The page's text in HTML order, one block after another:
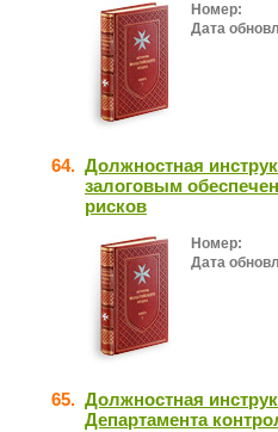
Номер:
Дата
64. Должностная
залоговым
рисков
Номер:
Дата
65. Должностная
Департамента